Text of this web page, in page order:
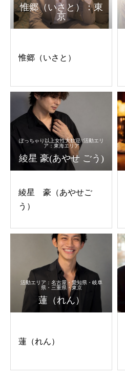
惟郷（いさと）：東
京
惟郷（いさと）
ぽっちゃり以上女性大歓迎//活動エリ
ア：東海エリア
綾星 豪(あやせ ごう)
綾星 豪（あやせご
う）
活動エリア：名古屋・愛知県・岐阜
県・三重県・東京
蓮（れん）
蓮（れん）